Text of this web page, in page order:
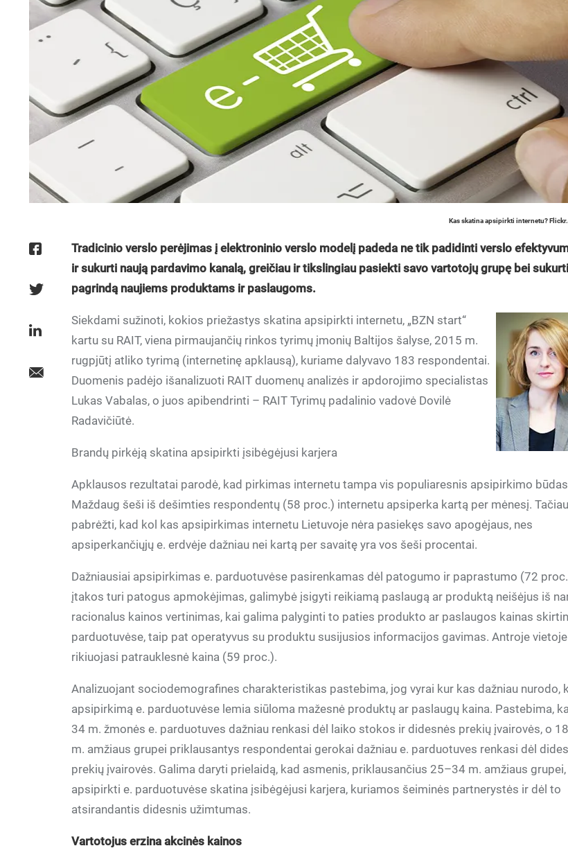
Kas skatina apsipirkti internetu?
Tradicinio verslo perėjimas į elektroninio verslo modelį padeda ne tik padidinti verslo
ir sukurti naują pardavimo kanalą, greičiau ir tikslingiau pasiekti savo vartotojų grupę bei sukurti
pagrindą naujiems produktams ir paslaugoms.
Siekdami sužinoti, kokios priežastys skatina apsipirkti internetu, „BZN start“
kartu su RAIT, viena pirmaujančių rinkos tyrimų įmonių Baltijos šalyse, 2015 m.
rugpjūtį atliko tyrimą (internetinę apklausą), kuriame dalyvavo 183 respondentai.
Duomenis padėjo išanalizuoti RAIT duomenų analizės ir apdorojimo specialistas
Lukas Vabalas, o juos apibendrinti – RAIT Tyrimų padalinio vadovė Dovilė
Radavičiūtė.
Brandų pirkėją skatina apsipirkti įsibėgėjusi karjera
Apklausos rezultatai parodė, kad pirkimas internetu tampa vis populiaresnis apsipirkimo
Maždaug šeši iš dešimties respondentų (58 proc.) internetu apsiperka kartą per mėnesį.
pabrėžti, kad kol kas apsipirkimas internetu Lietuvoje nėra pasiekęs savo apogėjaus, nes
apsiperkančiųjų e. erdvėje dažniau nei kartą per savaitę yra vos šeši procentai.
Dažniausiai apsipirkimas e. parduotuvėse pasirenkamas dėl patogumo ir paprastumo (72
įtakos turi patogus apmokėjimas, galimybė įsigyti reikiamą paslaugą ar produktą neišėjus iš
racionalus kainos vertinimas, kai galima palyginti to paties produkto ar paslaugos kainas
parduotuvėse, taip pat operatyvus su produktu susijusios informacijos gavimas. Antroje vietoje
rikiuojasi patrauklesnė kaina (59 proc.).
Analizuojant sociodemografines charakteristikas pastebima, jog vyrai kur kas dažniau nurodo,
apsipirkimą e. parduotuvėse lemia siūloma mažesnė produktų ar paslaugų kaina. Pastebima,
34 m. žmonės e. parduotuves dažniau renkasi dėl laiko stokos ir didesnės prekių įvairovės, o
m. amžiaus grupei priklausantys respondentai gerokai dažniau e. parduotuves renkasi dėl
prekių įvairovės. Galima daryti prielaidą, kad asmenis, priklausančius 25–34 m. amžiaus grupei,
apsipirkti e. parduotuvėse skatina įsibėgėjusi karjera, kuriamos šeiminės partnerystės ir dėl to
atsirandantis didesnis užimtumas.
Vartotojus erzina akcinės kainos